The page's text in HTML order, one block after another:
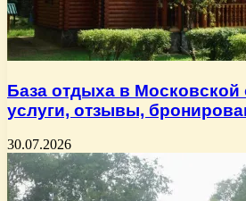
База отдыха в
услуги, отзывы,
30.07.2026